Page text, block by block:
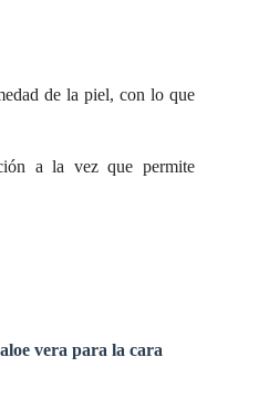
de la piel, con lo que
a la vez que permite
vera para la cara